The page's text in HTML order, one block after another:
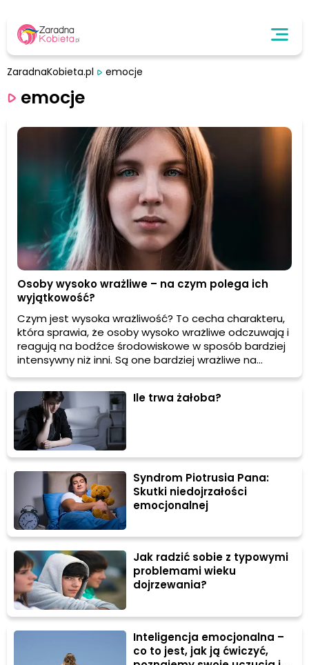
ZaradnaKobieta.pl emocje
emocje
Osoby wysoko wrażliwe – na czym polega ich
wyjątkowość?
Czym jest wysoka wrażliwość? To cecha charakteru,
która sprawia, że osoby wysoko wrażliwe odczuwają i
reagują na bodźce środowiskowe w sposób bardziej
intensywny niż inni. Są one bardziej wrażliwe na
emocje, bodźce zmysłowe, jak dźwięki, zapachy czy
dotyk, jak również na subtelne zmiany w otoczeniu.
Wysoka wrażliwość jest często uważana za dar, ale
może być również wyzwaniem, jeśli nie wiemy, jak
sobie z nią radzić.
Ile trwa żałoba?
Syndrom Piotrusia Pana:
Skutki niedojrzałości
emocjonalnej
Jak radzić sobie z typowymi
problemami wieku
dojrzewania?
Inteligencja emocjonalna –
co to jest, jak ją ćwiczyć,